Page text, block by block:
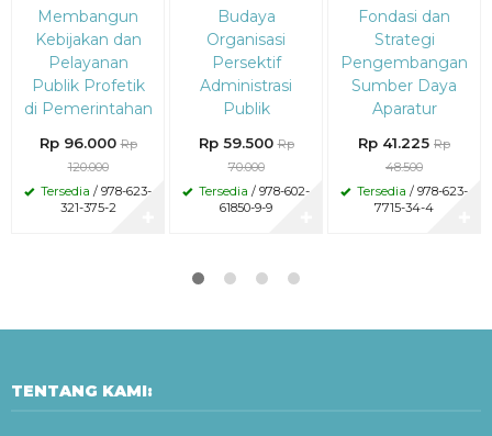
Diskon
20%
Membangun
Kebijakan dan
Pelayanan
Publik Profetik
di Pemerintahan
Rp 96.000 Rp
120.000
Tersedia / 978-623-
321-375-2
Budaya
Organisasi
Persektif
Administrasi
Publik
Rp 59.500 Rp
70.000
Tersedia / 978-602-
61850-9-9
Diskon
15%Fondasi dan
Strategi
Pengembangan
Sumber Daya
Aparatur
Rp 41.225 Rp
48.500
Tersedia / 978-623-
7715-34-4
TENTANG KAMI: